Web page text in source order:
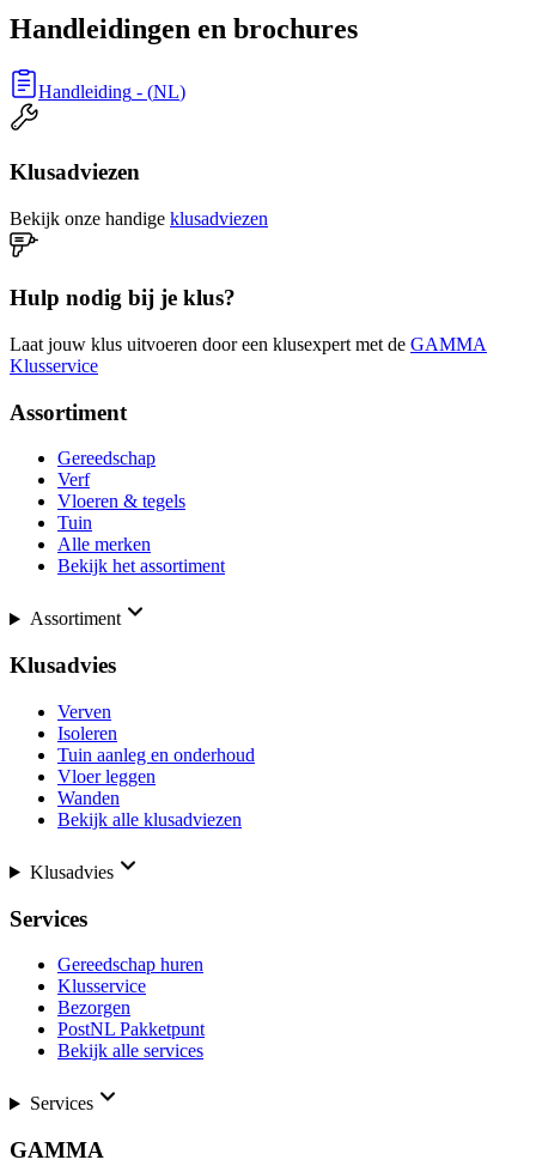
Handleidingen en brochures
Handleiding - (NL)
Klusadviezen
Bekijk onze handige klusadviezen
Hulp nodig bij je klus?
Laat jouw klus uitvoeren door een klusexpert met de GAMMA
Klusservice
Assortiment
Gereedschap
Verf
Vloeren & tegels
Tuin
Alle merken
Bekijk het assortiment
Assortiment
Klusadvies
Verven
Isoleren
Tuin aanleg en onderhoud
Vloer leggen
Wanden
Bekijk alle klusadviezen
Klusadvies
Services
Gereedschap huren
Klusservice
Bezorgen
PostNL Pakketpunt
Bekijk alle services
Services
GAMMA